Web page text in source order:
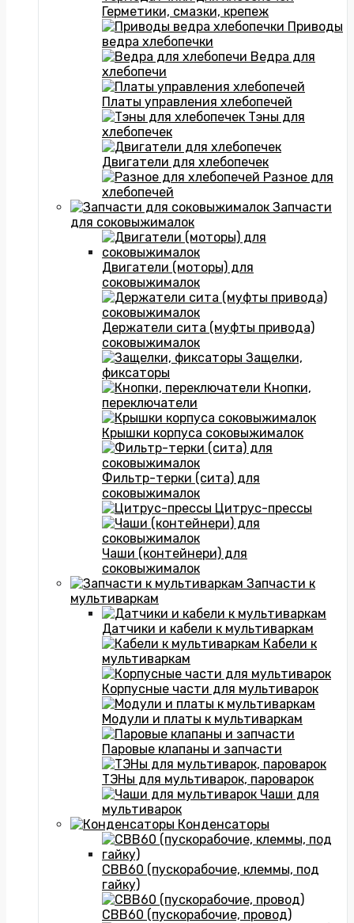
Герметики, смазки, крепеж
Приводы
ведра хлебопечки
Ведра для
хлебопечи
Платы управления хлебопечей
Тэны для
хлебопечек
Двигатели для хлебопечек
Разное для
хлебопечей
Запчасти
для соковыжималок
Двигатели (моторы) для
соковыжималок
Держатели сита (муфты привода)
соковыжималок
Защелки,
фиксаторы
Кнопки,
переключатели
Крышки корпуса соковыжималок
Фильтр-терки (сита) для
соковыжималок
Цитрус-прессы
Чаши (контейнери) для
соковыжималок
Запчасти к
мультиваркам
Датчики и кабели к мультиваркам
Кабели к
мультиваркам
Корпусные части для мультиварок
Модули и платы к мультиваркам
Паровые клапаны и запчасти
ТЭНы для мультиварок, пароварок
Чаши для
мультиварок
Конденсаторы
CBB60 (пускорабочие, клеммы, под
гайку)
CBB60 (пускорабочие, провод)